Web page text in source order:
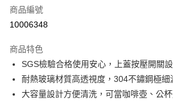
信用卡分期付款
合作金庫商業銀行
華南商業銀行
彰化商
上海商業儲蓄銀行
台北富
國泰世華商業銀行
兆豐國
6 期 0 利率 每期
華南商業銀行
彰化商
上海商業儲蓄銀行
台北富
12 期 0 利率 每期 NT$24
合作金庫商業銀行
第一商
LINE Pay
商品編號
10006348
商品特色
SGS檢驗合格使用安心，上蓋按壓開關
耐熱玻璃材質高透視度，304不鏽鋼極細
大容量設計方便清洗，可當咖啡壺、公